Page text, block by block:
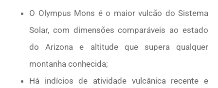
O Olympus Mons é o maior vulcão do Sistema
Solar, com dimensões comparáveis ao estado
do Arizona e altitude que supera qualquer
montanha conhecida;
Há indícios de atividade vulcânica recente e